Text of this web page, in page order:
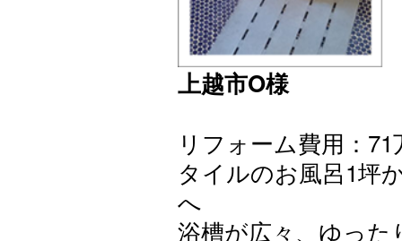
上越市O様
リフォーム費用：
タイルのお風呂1坪
へ
浴槽が広々、ゆった